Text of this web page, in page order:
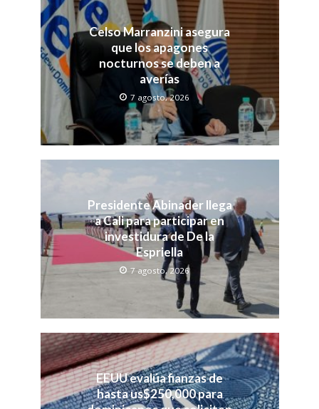
Celso Marranzini asegura
que los apagones
nocturnos se deben a
averías
7 agosto, 2026
Presidente Abinader llega
a Cali para participar en
investidura de De la
Espriella
7 agosto, 2026
EEUU evalúa fianzas de
hasta us$250,000 para